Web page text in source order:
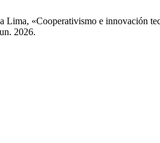
Lima, «Cooperativismo e innovación
2026.